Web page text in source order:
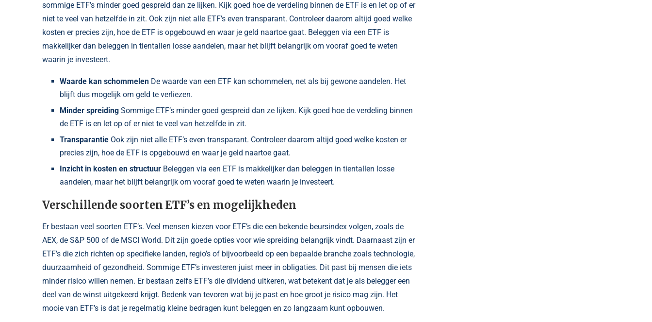
sommige ETF’s minder goed gespreid dan ze lijken. Kijk goed hoe de verdeling binnen de ETF is en let op of er
niet te veel van hetzelfde in zit. Ook zijn niet alle ETF’s even transparant. Controleer daarom altijd goed welke
kosten er precies zijn, hoe de ETF is opgebouwd en waar je geld naartoe gaat. Beleggen via een ETF is
makkelijker dan beleggen in tientallen losse aandelen, maar het blijft belangrijk om vooraf goed te weten
waarin je investeert.
Waarde kan schommelen De waarde van een ETF kan schommelen, net als bij gewone aandelen. Het
blijft dus mogelijk om geld te verliezen.
Minder spreiding Sommige ETF’s minder goed gespreid dan ze lijken. Kijk goed hoe de verdeling binnen
de ETF is en let op of er niet te veel van hetzelfde in zit.
Transparantie Ook zijn niet alle ETF’s even transparant. Controleer daarom altijd goed welke kosten er
precies zijn, hoe de ETF is opgebouwd en waar je geld naartoe gaat.
Inzicht in kosten en structuur Beleggen via een ETF is makkelijker dan beleggen in tientallen losse
aandelen, maar het blijft belangrijk om vooraf goed te weten waarin je investeert.
Verschillende soorten ETF’s en mogelijkheden
Er bestaan veel soorten ETF’s. Veel mensen kiezen voor ETF’s die een bekende beursindex volgen, zoals de
AEX, de S&P 500 of de MSCI World. Dit zijn goede opties voor wie spreiding belangrijk vindt. Daarnaast zijn er
ETF’s die zich richten op specifieke landen, regio’s of bijvoorbeeld op een bepaalde branche zoals technologie,
duurzaamheid of gezondheid. Sommige ETF’s investeren juist meer in obligaties. Dit past bij mensen die iets
minder risico willen nemen. Er bestaan zelfs ETF’s die dividend uitkeren, wat betekent dat je als belegger een
deel van de winst uitgekeerd krijgt. Bedenk van tevoren wat bij je past en hoe groot je risico mag zijn. Het
mooie van ETF’s is dat je regelmatig kleine bedragen kunt beleggen en zo langzaam kunt opbouwen.